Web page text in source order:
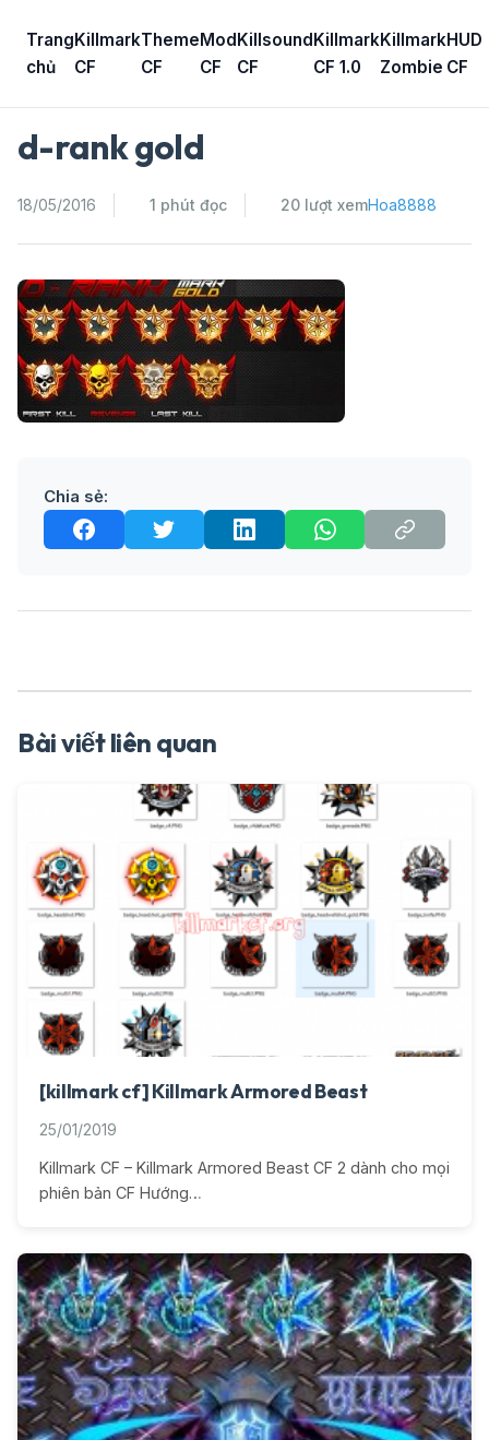
content
Trang
chủ
Killmark
CF
Theme
CF
Mod
CF
Killsound
CF
Killmark
CF 1.0
Killmark
Zombie
HUD
CF
d-rank gold
18/05/2016 1 phút đọc 20 lượt xemHoa8888
Chia sẻ:
Bài viết liên quan
[killmark cf] Killmark Armored Beast
25/01/2019
Killmark CF – Killmark Armored Beast CF 2 dành cho mọi
phiên bản CF Hướng…